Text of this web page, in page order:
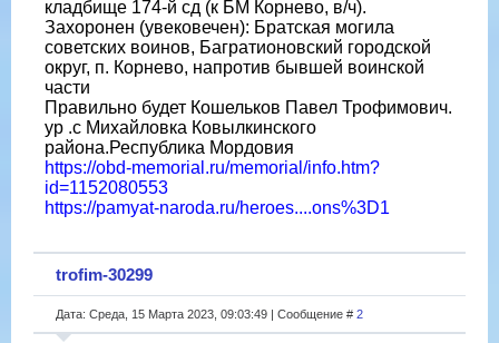
кладбище 174-й сд (к БМ Корнево, в/ч).
Захоронен (увековечен): Братская могила
советских воинов, Багратионовский городской
округ, п. Корнево, напротив бывшей воинской
части
Правильно будет Кошельков Павел Трофимович.
ур .с Михайловка Ковылкинского
района.Республика Мордовия
https://obd-memorial.ru/memorial/info.htm?
id=1152080553
https://pamyat-naroda.ru/heroes....ons%3D1
trofim-30299
Дата: Среда, 15 Марта 2023, 09:03:49 | Сообщение # 2